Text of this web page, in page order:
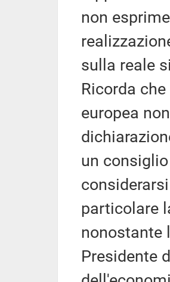
non
sulla reale
Ricorda
europea
un
particolare
nonostante
Presidente